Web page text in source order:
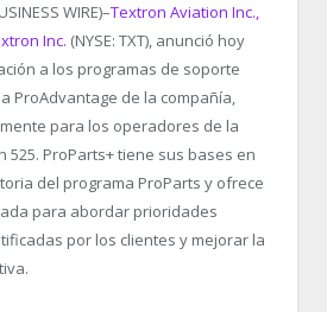
WIRE)–Textron Aviation Inc.,
Inc. (NYSE: TXT), anunció hoy
a los programas de soporte
ProAdvantage de la compañía,
para los operadores de la
525. ProParts+ tiene sus bases en
del programa ProParts y ofrece
para abordar prioridades
por los clientes y mejorar la